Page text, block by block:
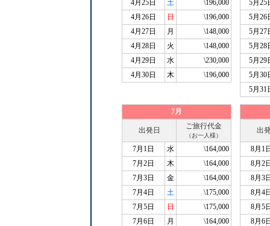
4月25日
土
\196,000
4月26日
日
\196,000
4月27日
月
\148,000
4月28日
火
\148,000
4月29日
水
\230,000
4月30日
木 \196,000
5月25
5月26
5月27
5月28
5月29
5月30
5月31
7月
出発日 ご旅行代金
（お一人様）
7月1日 水
\164,000
7月2日
木
\164,000
7月3日
金
\164,000
7月4日
土
\175,000
7月5日
日
\175,000
7月6日
月
\164,000
出
8月1
8月2
8月3
8月4
8月5
8月6